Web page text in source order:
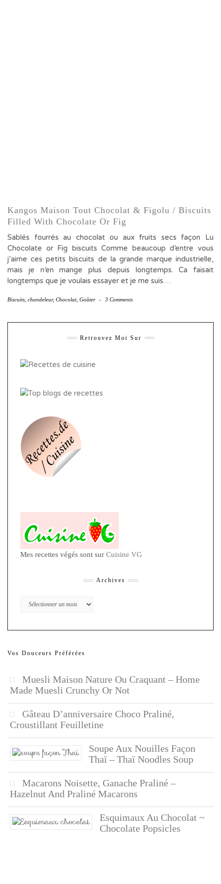
Kangos Maison Tout Chocolat & Figolu / Biscuits
Filled With Chocolate Or Fig
Sablés fourrés au chocolat ou aux fruits secs façon Lu
Chocolate or Fig biscuits Comme beaucoup d’entre vous
j’aime ces petits biscuits de la grande marque industrielle,
mais je n’en mange plus depuis longtemps. Ca faisait
longtemps que je voulais essayer et je me suis…
Biscuits chandeleur, Chocolat, Goûter - 3 Comments
Retrouvez Moi Sur
Mes recettes végés sont sur Cuisine VG
Archives
Archives
Vos Douceurs Préférées
Muesli Maison Nature Ou Craquant – Home
Made Muesli Crunchy Or Not
Gâteau D’anniversaire Choco Praliné,
Croustillant Feuilletine
Soupe Aux Nouilles Façon
Thaï – Thaï Noodles Soup
Macarons Noisette, Ganache Praliné –
Hazelnut And Praliné Macarons
Esquimaux Au Chocolat ~
Chocolate Popsicles